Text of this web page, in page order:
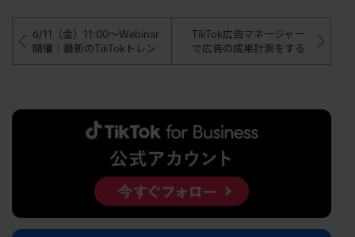
6/11（金）11:00〜Webinar
開催｜最新のTikTokトレン
ドから広告設定方法までわ
TikTok広告マネージャー
で広告の成果計測をする
方法を詳細に解説【アプ